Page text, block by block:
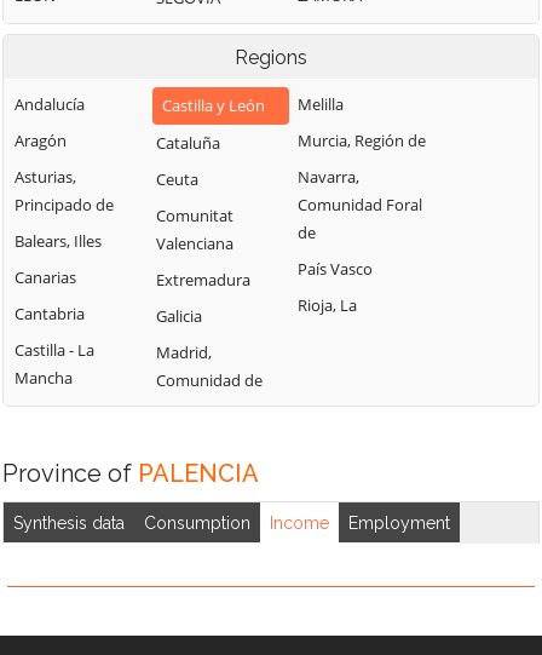
AUTILLA DEL
AUTILLO DE
AYUELA
BALTANÁS
BAQUERÍN DE
CAMPOS
BARRUELO DE
SANTULLÁN
BECERRIL DE
CAMPOS
LAGARTOS
LANTADILLA
LEDIGOS
LOMA DE UCIEZA
CAMPOS
MAZARIEGOS
VALDEGINATE
MELGAR DE
YUSO
MICIECES DE
SOTO DE
CERRATO
SOTOBAÑADO Y
PRIORATO
TABANERA DE
CERRATO
TABANERA DE
VALDAVIA
TÁMARA DE
TRIOLLO
VALBUENA DE
VALDEOLMILLOS
Regions
Andalucía
Aragón
Asturias,
Principado de
Balears, Illes
Canarias
Cantabria
Castilla - La
Mancha
Castilla y León
Cataluña
Ceuta
Comunitat
Valenciana
Extremadura
Galicia
Madrid,
Comunidad de
Melilla
Murcia, Región de
Navarra,
Comunidad Foral
de
País Vasco
Rioja, La
Province of PALENCIA
Synthesis data Consumption Income Employment